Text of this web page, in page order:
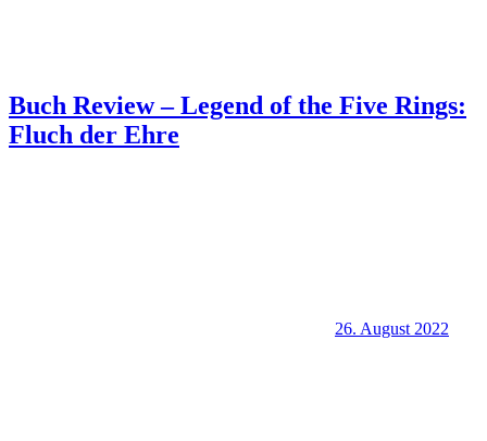
Buch Review – Legend of the Five Rings:
Fluch der Ehre
26. August 2022